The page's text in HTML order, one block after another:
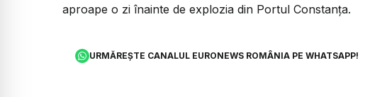
aproape o zi înainte de explozia din Portul Constanța.
URMĂREȘTE CANALUL EURONEWS ROMÂNIA PE WHATSAPP!